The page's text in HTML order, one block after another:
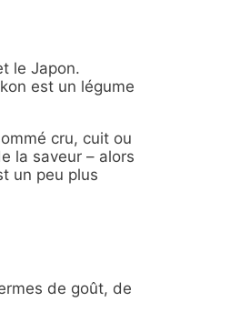
le Japon.
est un légume
cru, cuit ou
la saveur – alors
un peu plus
de goût, de